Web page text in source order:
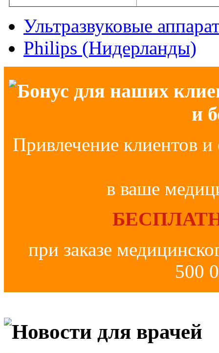
Ультразвуковые
Philips (Нидерланды)
Бонус для наших
и
Привлечение клиентов и
в ваше
при заказе
500
Новости для врачей